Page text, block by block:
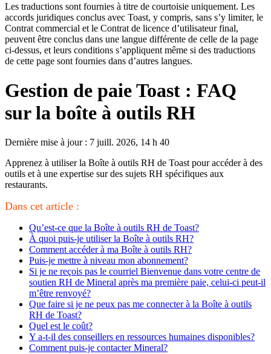
Les traductions sont fournies à titre de courtoisie uniquement. Les
accords juridiques conclus avec Toast, y compris, sans s’y limiter, le
Contrat commercial et le Contrat de licence d’utilisateur final,
peuvent être conclus dans une langue différente de celle de la page
ci-dessus, et leurs conditions s’appliquent même si des traductions
de cette page sont fournies dans d’autres langues.
Gestion de paie Toast : FAQ
sur la boîte à outils RH
Dernière mise à jour : 7 juill. 2026, 14 h 40
Apprenez à utiliser la Boîte à outils RH de Toast pour accéder à des
outils et à une expertise sur des sujets RH spécifiques aux
restaurants.
Dans cet article :
Qu’est-ce que la Boîte à outils RH de Toast?
À quoi puis-je utiliser la Boîte à outils RH?
Comment accéder à ma Boîte à outils RH?
Puis-je mettre à niveau mon abonnement?
Si je ne reçois pas le courriel Bienvenue dans votre centre de
soutien RH de Mineral après ma première paie, celui-ci peut-il
m’être renvoyé?
Que faire si je ne peux pas me connecter à la Boîte à outils
RH de Toast?
Quel est le coût?
Y a-t-il des conseillers en ressources humaines disponibles?
Comment puis-je contacter Mineral?